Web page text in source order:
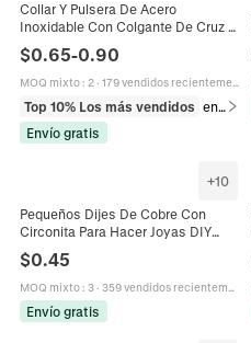
Collar Y Pulsera De Acero
Inoxidable Con Colgante De Cruz Y
Zirconia Cadena De Clavícula
Elegante Joyería Para Mujeres
$0.65-0.90
MOQ mixto: 2· 179 vendidos recientemente
Top 10% Los más vendidos
en Collares
Envío gratis
+10
Pequeños Dijes De Cobre Con
Circonita Para Hacer Joyas DIY
Collares Pulseras Pequeños
Colgantes Formas Variadas
$0.45
MOQ mixto: 3· 359 vendidos recientemente
Envío gratis